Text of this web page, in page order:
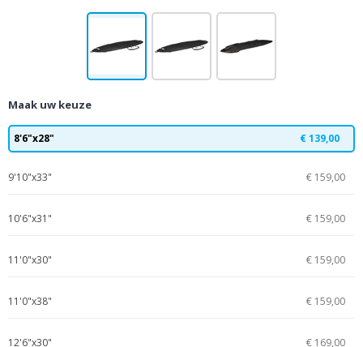
Maak uw keuze
8'6"x28" € 139,00
9'10"x33" € 159,00
10'6"x31" € 159,00
11'0"x30" € 159,00
11'0"x38" € 159,00
12'6"x30" € 169,00